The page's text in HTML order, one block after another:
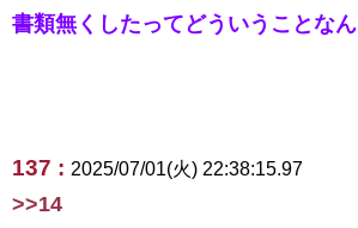
書類無くしたってどういうことなん
137 : 2025/07/01(火) 22:38:15.97
>>14